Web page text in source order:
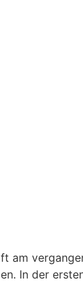
am
In der